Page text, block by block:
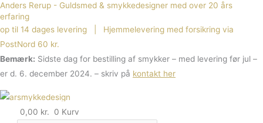
Gå
til
indholdet
Anders Rerup - Guldsmed & smykkedesigner med over 20 års
erfaring
op til 14 dages levering | Hjemmelevering med forsikring via
PostNord 60 kr.
Bemærk: Sidste dag for bestilling af smykker – med levering før jul –
er d. 6. december 2024. – skriv på kontakt her
0,00 kr. 0 Kurv